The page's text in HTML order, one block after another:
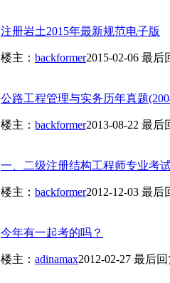
注册岩土2015年最新规范电子版
楼主： backformer2015-02-06 最后
公路工程管理与实务历年真题
楼主： backformer2013-08-22 最后
一、二级注册结构工程师专业考
楼主： backformer2012-12-03 最后
今年有一起考的吗？
楼主： adinamax2012-02-27 最后